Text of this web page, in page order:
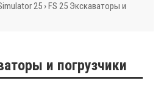
25 › FS 25 Экскаваторы и
и погрузчики